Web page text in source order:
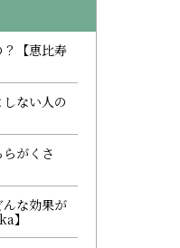
【恵比寿
ない人の
がくさ
な効果が
】